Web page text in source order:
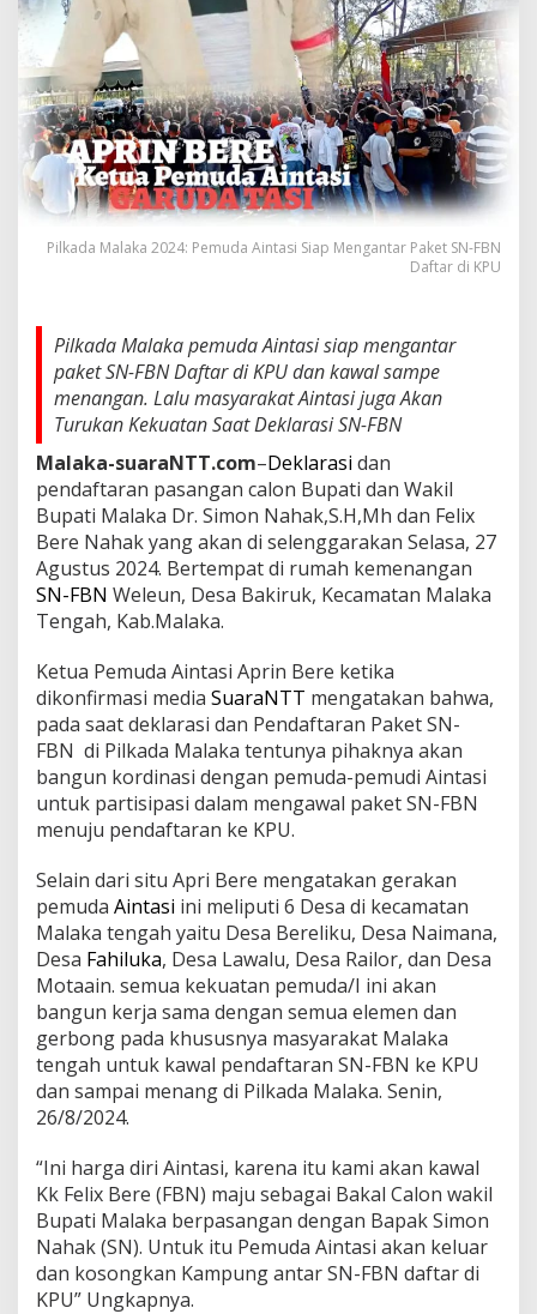
Pilkada Malaka 2024: Pemuda Aintasi Siap Mengantar Paket SN-FBN
Daftar di KPU
Pilkada Malaka pemuda Aintasi siap mengantar
paket SN-FBN Daftar di KPU dan kawal sampe
menangan. Lalu masyarakat Aintasi juga Akan
Turukan Kekuatan Saat Deklarasi SN-FBN
Malaka-suaraNTT.com–Deklarasi dan
pendaftaran pasangan calon Bupati dan Wakil
Bupati Malaka Dr. Simon Nahak,S.H,Mh dan Felix
Bere Nahak yang akan di selenggarakan Selasa, 27
Agustus 2024. Bertempat di rumah kemenangan
SN-FBN Weleun, Desa Bakiruk, Kecamatan Malaka
Tengah, Kab.Malaka.
Ketua Pemuda Aintasi Aprin Bere ketika
dikonfirmasi media SuaraNTT mengatakan bahwa,
pada saat deklarasi dan Pendaftaran Paket SN-
FBN di Pilkada Malaka tentunya pihaknya akan
bangun kordinasi dengan pemuda-pemudi Aintasi
untuk partisipasi dalam mengawal paket SN-FBN
menuju pendaftaran ke KPU.
Selain dari situ Apri Bere mengatakan gerakan
pemuda Aintasi ini meliputi 6 Desa di kecamatan
Malaka tengah yaitu Desa Bereliku, Desa Naimana,
Desa Fahiluka, Desa Lawalu, Desa Railor, dan Desa
Motaain. semua kekuatan pemuda/I ini akan
bangun kerja sama dengan semua elemen dan
gerbong pada khususnya masyarakat Malaka
tengah untuk kawal pendaftaran SN-FBN ke KPU
dan sampai menang di Pilkada Malaka. Senin,
26/8/2024.
“Ini harga diri Aintasi, karena itu kami akan kawal
Kk Felix Bere (FBN) maju sebagai Bakal Calon wakil
Bupati Malaka berpasangan dengan Bapak Simon
Nahak (SN). Untuk itu Pemuda Aintasi akan keluar
dan kosongkan Kampung antar SN-FBN daftar di
KPU” Ungkapnya.